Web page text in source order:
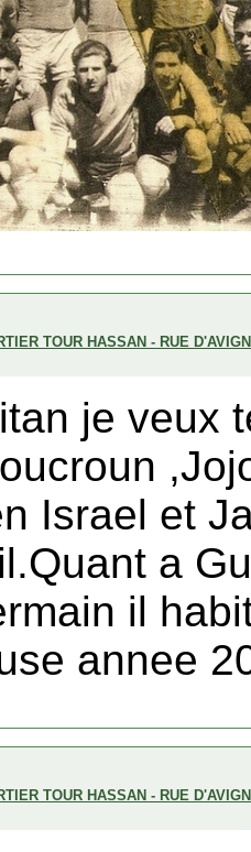
TOUR HASSAN - RUE
je veux
Israel et
a
il
annee
TOUR HASSAN - RUE